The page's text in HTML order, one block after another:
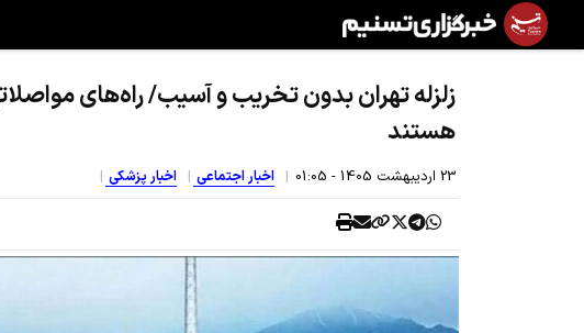
زلزله تهران بدون تخریب و آسیب/ راه‌های
هستند
23 ارديبهشت 1405 - 01:05 اخبار اجتماعی اخبار پزشکی